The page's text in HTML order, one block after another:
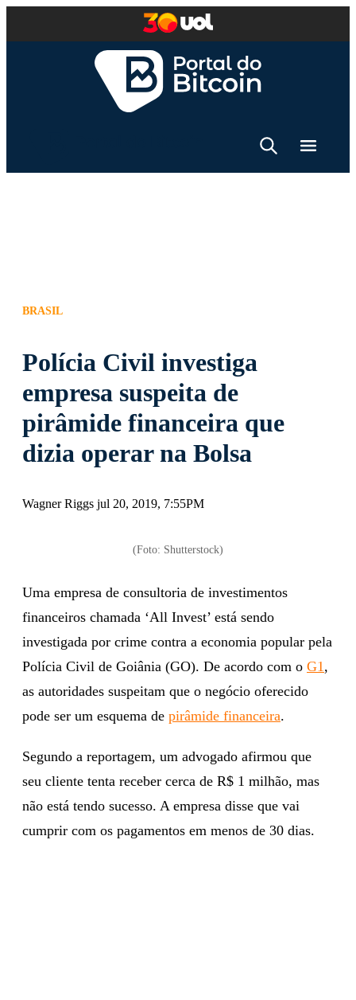
BRASIL
Polícia Civil investiga
empresa suspeita de
pirâmide financeira que
dizia operar na Bolsa
Wagner Riggs jul 20, 2019, 7:55PM
(Foto: Shutterstock)
Uma empresa de consultoria de investimentos
financeiros chamada ‘All Invest’ está sendo
investigada por crime contra a economia popular pela
Polícia Civil de Goiânia (GO). De acordo com o G1 ,
as autoridades suspeitam que o negócio oferecido
pode ser um esquema de pirâmide financeira.
Segundo a reportagem, um advogado afirmou que
seu cliente tenta receber cerca de R$ 1 milhão, mas
não está tendo sucesso. A empresa disse que vai
cumprir com os pagamentos em menos de 30 dias.